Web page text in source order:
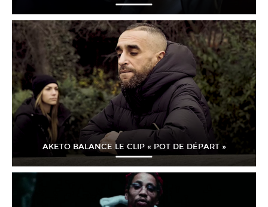
AKETO BALANCE LE CLIP « POT DE DÉPART »